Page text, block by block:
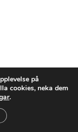
på Brogatan
på
cookies, neka dem
.